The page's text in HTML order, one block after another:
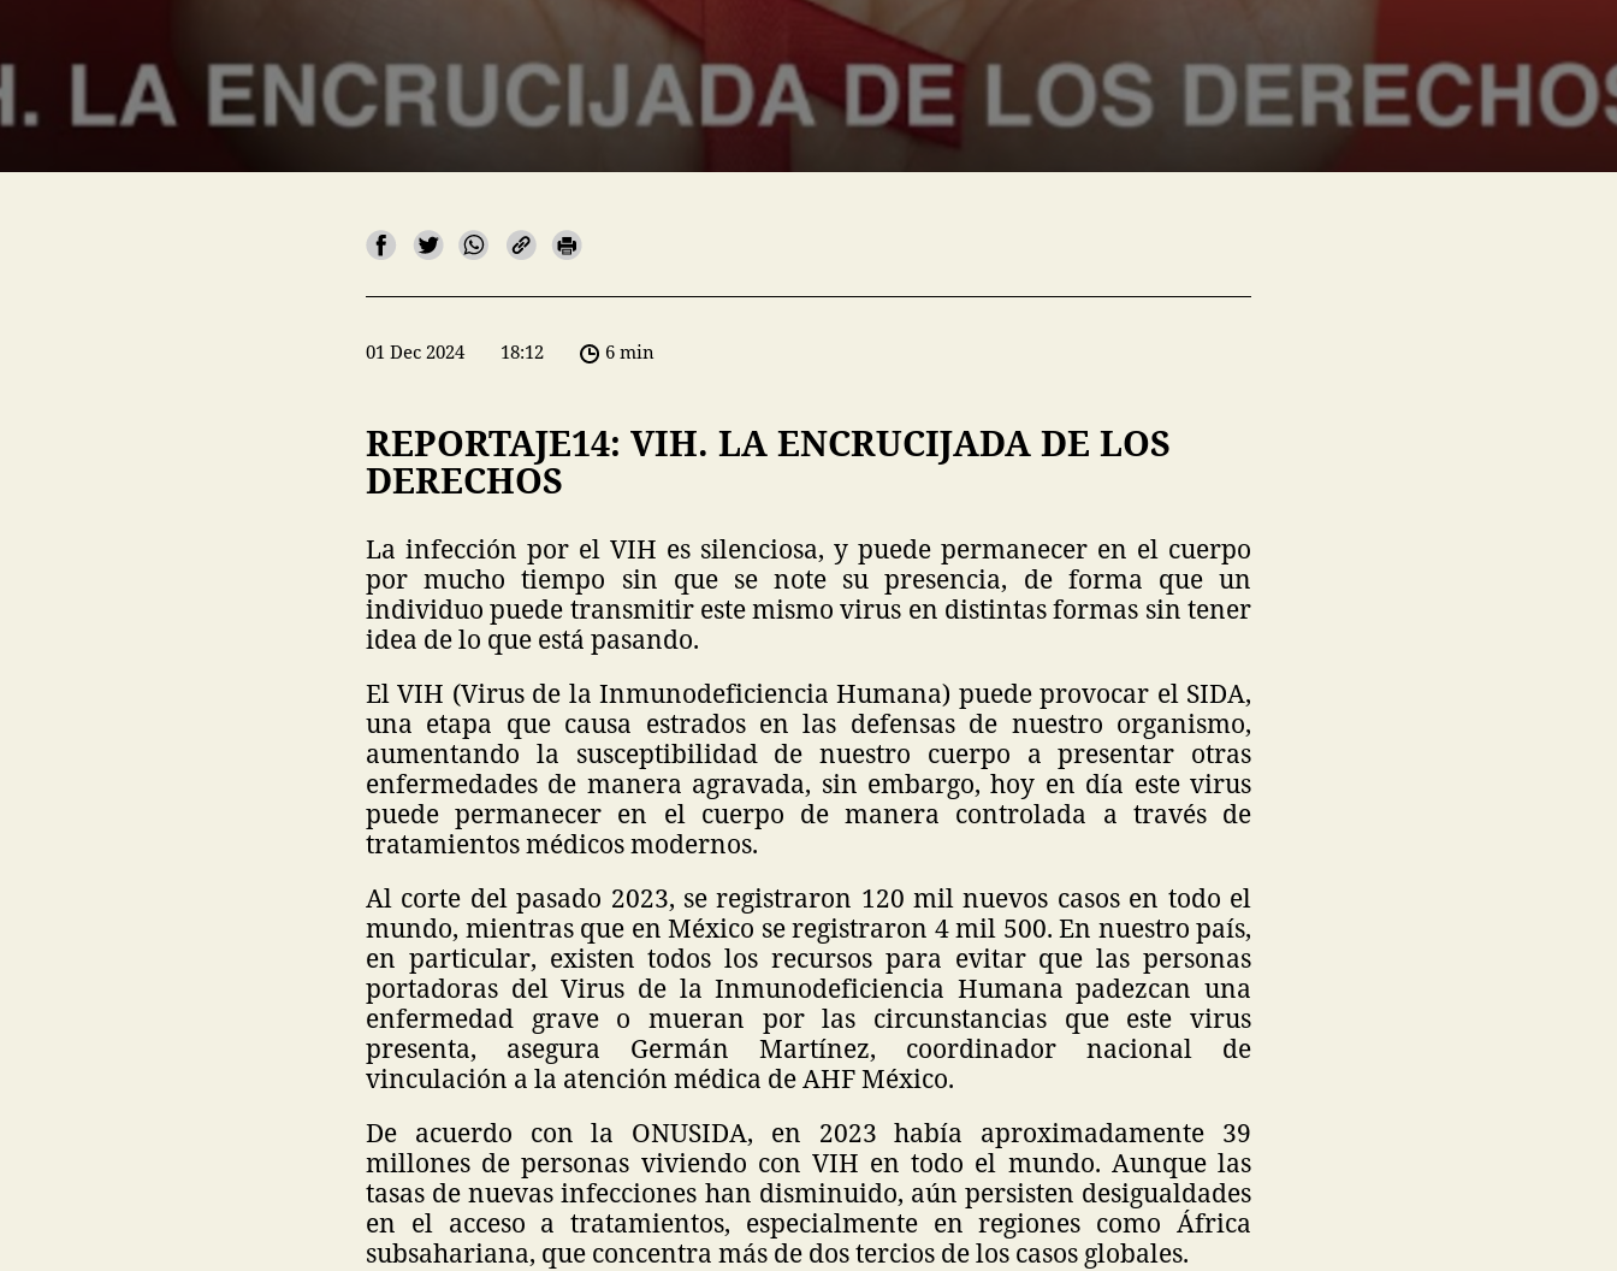
01 Dec 2024 18:12 6 min
REPORTAJE14: VIH. LA ENCRUCIJADA DE LOS
DERECHOS
La infección por el VIH es silenciosa, y puede permanecer en el cuerpo
por mucho tiempo sin que se note su presencia, de forma que un
individuo puede transmitir este mismo virus en distintas formas sin tener
idea de lo que está pasando.
El VIH (Virus de la Inmunodeficiencia Humana) puede provocar el SIDA,
una etapa que causa estrados en las defensas de nuestro organismo,
aumentando la susceptibilidad de nuestro cuerpo a presentar otras
enfermedades de manera agravada, sin embargo, hoy en día este virus
puede permanecer en el cuerpo de manera controlada a través de
tratamientos médicos modernos.
Al corte del pasado 2023, se registraron 120 mil nuevos casos en todo el
mundo, mientras que en México se registraron 4 mil 500. En nuestro país,
en particular, existen todos los recursos para evitar que las personas
portadoras del Virus de la Inmunodeficiencia Humana padezcan una
enfermedad grave o mueran por las circunstancias que este virus
presenta, asegura Germán Martínez, coordinador nacional de
vinculación a la atención médica de AHF México.
De acuerdo con la ONUSIDA, en 2023 había aproximadamente 39
millones de personas viviendo con VIH en todo el mundo. Aunque las
tasas de nuevas infecciones han disminuido, aún persisten desigualdades
en el acceso a tratamientos, especialmente en regiones como África
subsahariana, que concentra más de dos tercios de los casos globales.